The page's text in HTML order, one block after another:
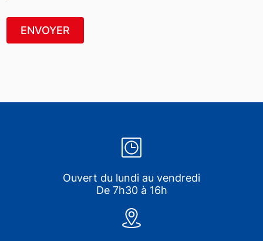
ENVOYER
Ouvert du lundi au vendredi
De 7h30 à 16h